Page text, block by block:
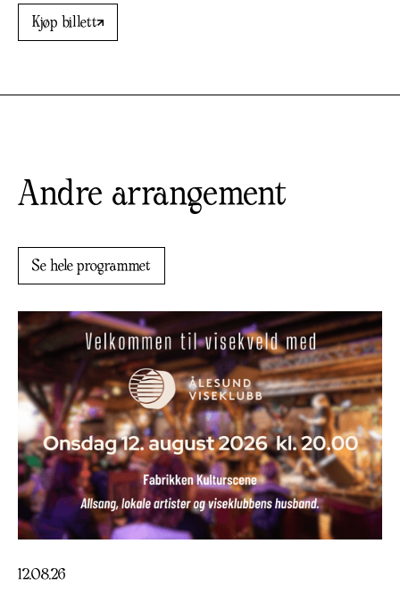
Kjøp billett
Andre arrangement
Se hele programmet
12.08.26